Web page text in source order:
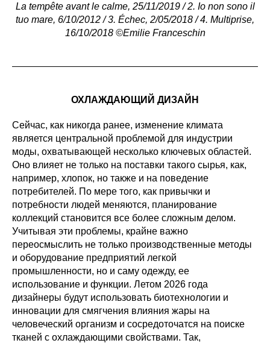
La tempête avant le calme, 25/11/2019 / 2. Io non sono il
tuo mare, 6/10/2012 / 3. Échec, 2/05/2018 / 4. Multiprise,
16/10/2018 ©Emilie Franceschin
ОХЛАЖДАЮЩИЙ ДИЗАЙН
Сейчас, как никогда ранее, изменение климата
является центральной проблемой для индустрии
моды, охватывающей несколько ключевых областей.
Оно влияет не только на поставки такого сырья, как,
например, хлопок, но также и на поведение
потребителей. По мере того, как привычки и
потребности людей меняются, планирование
коллекций становится все более сложным делом.
Учитывая эти проблемы, крайне важно
переосмыслить не только производственные методы
и оборудование предприятий легкой
промышленности, но и саму одежду, ее
использование и функции. Летом 2026 года
дизайнеры будут использовать биотехнологии и
инновации для смягчения влияния жары на
человеческий организм и сосредоточатся на поиске
тканей с охлаждающими свойствами. Так,